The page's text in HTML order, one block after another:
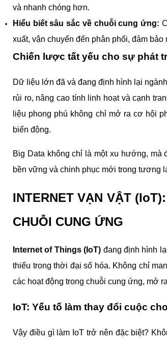
và nhanh chóng hơn.
Hiểu biết sâu sắc về chuỗi cung ứng:
xuất, vận chuyển đến phân phối, đảm
Chiến lược tất yếu cho sự phát
Dữ liệu lớn đã và đang định hình lại
rủi ro, nâng cao tính linh hoạt và cạnh
liệu phong phú không chỉ mở ra cơ hội
biến động.
Big Data không chỉ là một xu hướng, mà
bền vững và chinh phục mới trong tương
INTERNET VẠN VẬT
CHUỖI CUNG ỨNG
Internet of Things (IoT) đang định hình
thiếu trong thời đại số hóa. Không chỉ
các hoạt động trong chuỗi cung ứng, mở
IoT: Yếu tố làm thay đổi cuộc
Vậy điều gì làm IoT trở nên đặc biệt?